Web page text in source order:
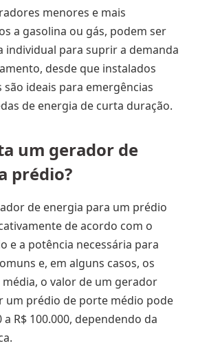
menores e mais
a gasolina ou gás, podem ser
individual para suprir a demanda
desde que instalados
ideais para emergências
de energia de curta duração.
um gerador de
prédio?
de energia para um prédio
de acordo com o
e a potência necessária para
e, em alguns casos, os
o valor de um gerador
um prédio de porte médio pode
a R$ 100.000, dependendo da